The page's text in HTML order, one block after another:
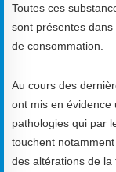
Toutes ces
sont présentes dans
de consommation.
Au cours des
ont mis en évidence
pathologies qui par
touchent
des altérations de